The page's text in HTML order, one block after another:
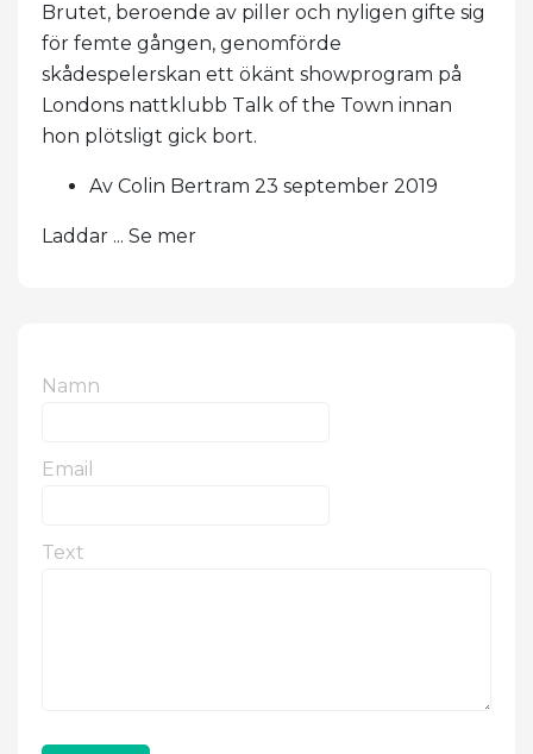
Brutet, beroende av piller och nyligen gifte sig
för femte gången, genomförde
skådespelerskan ett ökänt showprogram på
Londons nattklubb Talk of the Town innan
hon plötsligt gick bort.
Av Colin Bertram 23 september 2019
Laddar ... Se mer
Namn
Email
Text